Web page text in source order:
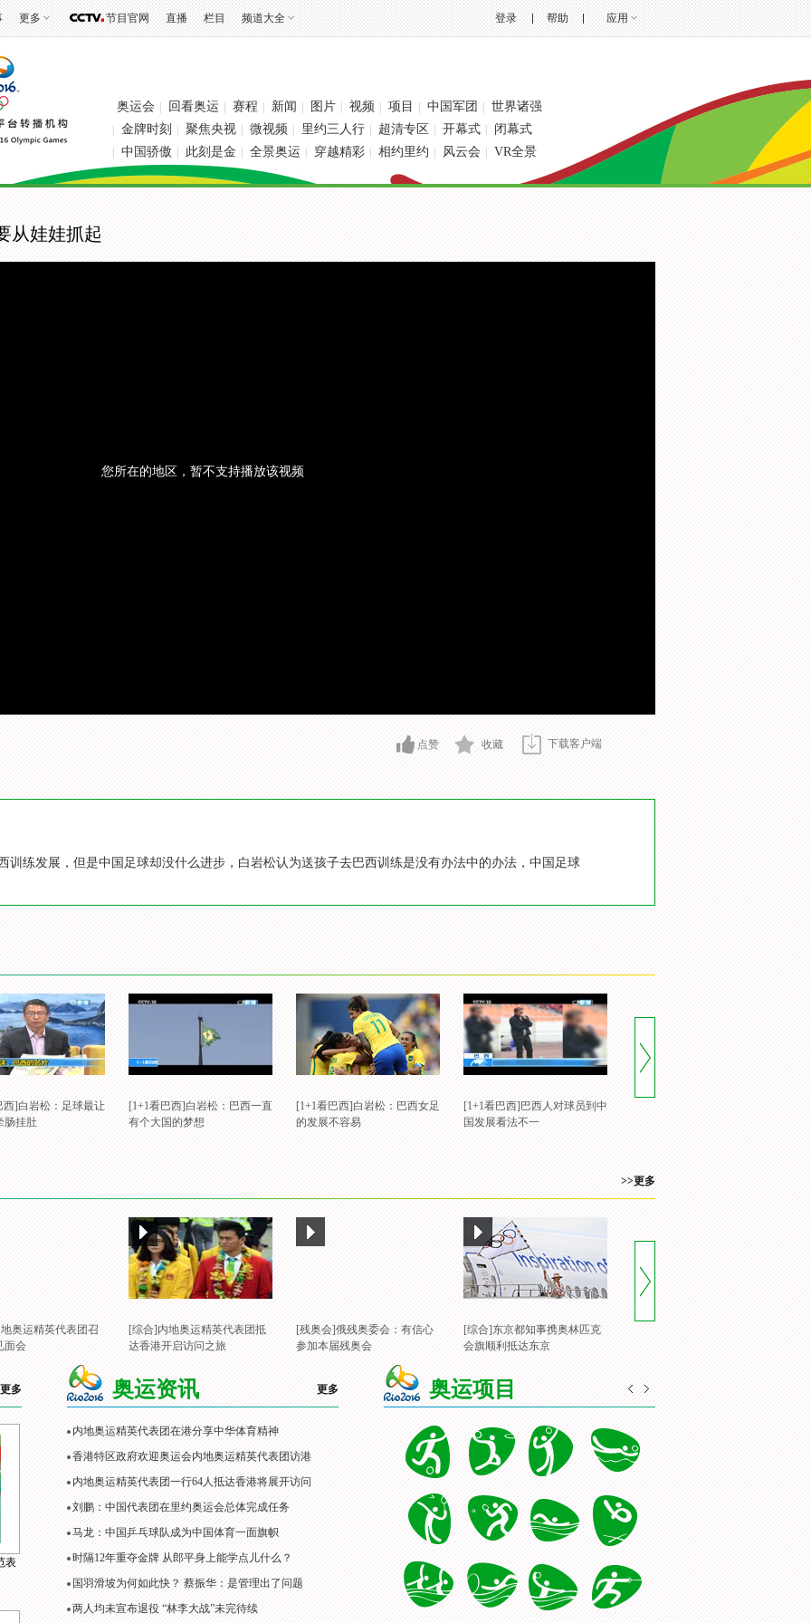
更多 节目官网 直播 栏目 频道大全 帮助 应用
登录
奥运会 回看奥运 赛程 新闻 图片 视频 项目 中国军团 世界诸强
金牌时刻 聚焦央视 微视频 里约三人行 超清专区 开幕式 闭幕式
中国骄傲 此刻是金 全景奥运 穿越精彩 相约里约 风云会 VR全景
从娃娃抓起
您所在的地区，暂不支持播放该视频
点赞 收藏 下载客户端
训练发展，但是中国足球却没什么进步，白岩松认为送孩子去巴西训练是没有办法中的办法，中国足球
西]白岩松：足球最让
肠挂肚
[1+1看巴西]白岩松：巴西一直
有个大国的梦想
[1+1看巴西]白岩松：巴西女足
的发展不容易
[1+1看巴西]巴西人对球员到中
国发展看法不一
>>更多
奥运精英代表团召
面会
[综合]内地奥运精英代表团抵
达香港开启访问之旅
[残奥会]俄残奥委会：有信心
参加本届残奥会
[综合]东京都知事携奥林匹克
会旗顺利抵达东京
更多
表
奥运资讯 更多
内地奥运精英代表团在港分享中华体育精神
香港特区政府欢迎奥运会内地奥运精英代表团访港
内地奥运精英代表团一行64人抵达香港将展开访问
刘鹏：中国代表团在里约奥运会总体完成任务
马龙：中国乒乓球队成为中国体育一面旗帜
时隔12年重夺金牌 从郎平身上能学点儿什么？
国羽滑坡为何如此快？ 蔡振华：是管理出了问题
两人均未宣布退役 “林李大战”未完待续
奥运项目